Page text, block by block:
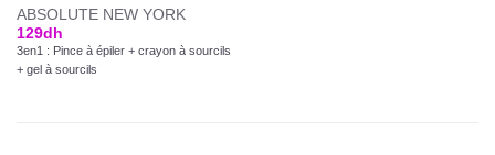
ABSOLUTE NEW YORK
129dh
3en1 : Pince à épiler + crayon à sourcils
+ gel à sourcils